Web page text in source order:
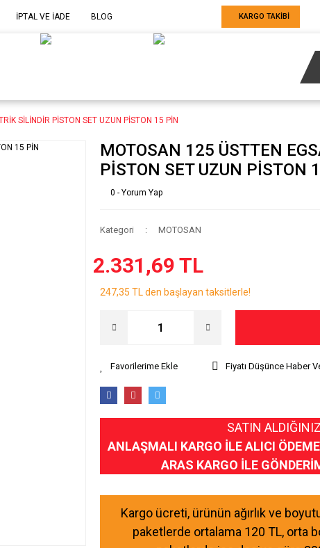
İPTAL VE İADE BLOG KARGO TAKİBİ
SİLİNDİR PİSTON SET UZUN PİSTON 15 PİN
MOTOSAN 125 ÜSTTEN
PİSTON SET UZUN PİSTON
0 - Yorum Yap
Kategori MOTOSAN
2.331,69 TL
247,35 TL den başlayan taksitlerle!
Fiyatı Düşünce Haber
SATIN
ANLAŞMALI KARGO İLE ALICI
ARAS KARGO İLE
Kargo ücreti, ürünün ağırlık ve
paketlerde ortalama 120 TL, orta